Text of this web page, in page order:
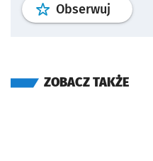
Obserwuj profil
ZOBACZ TAKŻE